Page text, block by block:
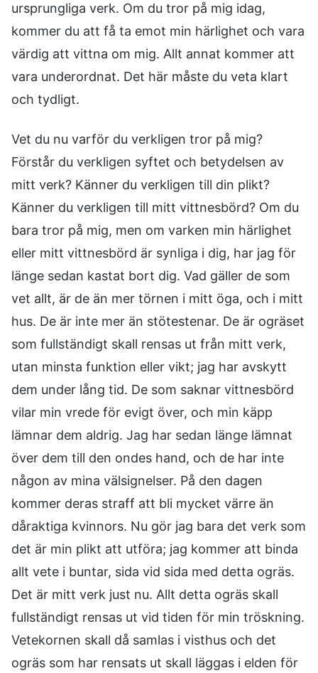
ursprungliga verk. Om du tror på mig idag,
kommer du att få ta emot min härlighet och vara
värdig att vittna om mig. Allt annat kommer att
vara underordnat. Det här måste du veta klart
och tydligt.
Vet du nu varför du verkligen tror på mig?
Förstår du verkligen syftet och betydelsen av
mitt verk? Känner du verkligen till din plikt?
Känner du verkligen till mitt vittnesbörd? Om du
bara tror på mig, men om varken min härlighet
eller mitt vittnesbörd är synliga i dig, har jag för
länge sedan kastat bort dig. Vad gäller de som
vet allt, är de än mer törnen i mitt öga, och i mitt
hus. De är inte mer än stötestenar. De är ogräset
som fullständigt skall rensas ut från mitt verk,
utan minsta funktion eller vikt; jag har avskytt
dem under lång tid. De som saknar vittnesbörd
vilar min vrede för evigt över, och min käpp
lämnar dem aldrig. Jag har sedan länge lämnat
över dem till den ondes hand, och de har inte
någon av mina välsignelser. På den dagen
kommer deras straff att bli mycket värre än
dåraktiga kvinnors. Nu gör jag bara det verk som
det är min plikt att utföra; jag kommer att binda
allt vete i buntar, sida vid sida med detta ogräs.
Det är mitt verk just nu. Allt detta ogräs skall
fullständigt rensas ut vid tiden för min tröskning.
Vetekornen skall då samlas i visthus och det
ogräs som har rensats ut skall läggas i elden för